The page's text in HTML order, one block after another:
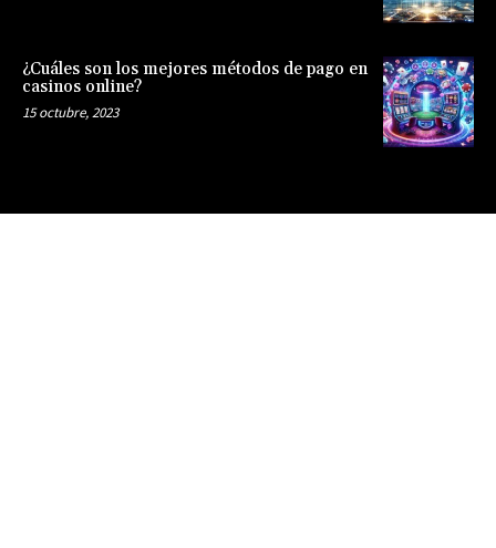
¿Cuáles son los mejores métodos de pago en
casinos online?
15 octubre, 2023